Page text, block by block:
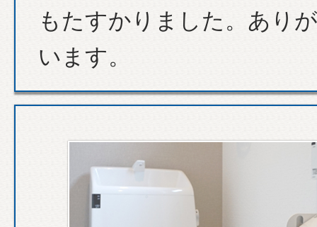
もたすかりました。あり
います。